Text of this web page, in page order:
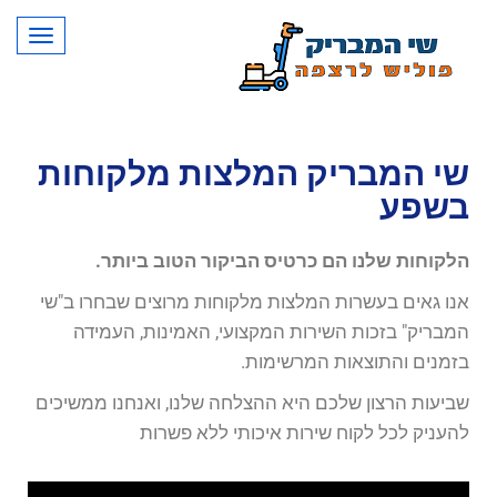
שי המבריק המלצות מלקוחות
בשפע
הלקוחות שלנו הם כרטיס הביקור הטוב ביותר.
אנו גאים בעשרות המלצות מלקוחות מרוצים שבחרו ב"שי
המבריק" בזכות השירות המקצועי, האמינות, העמידה
בזמנים והתוצאות המרשימות.
שביעות הרצון שלכם היא ההצלחה שלנו, ואנחנו ממשיכים
להעניק לכל לקוח שירות איכותי ללא פשרות